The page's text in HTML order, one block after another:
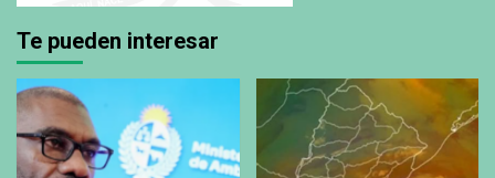
Te pueden interesar